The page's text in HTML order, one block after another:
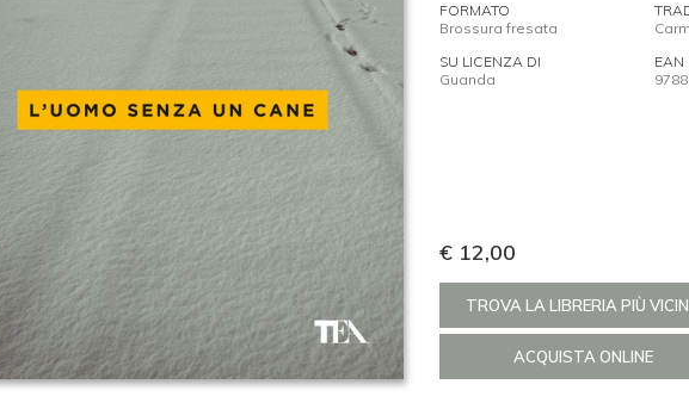
€ 12,00
TROVA LA LIBRERIA PIÙ
ACQUISTA ONLINE
FORMATO
Brossura fresata
SU LICENZA DI
Guanda
EAN